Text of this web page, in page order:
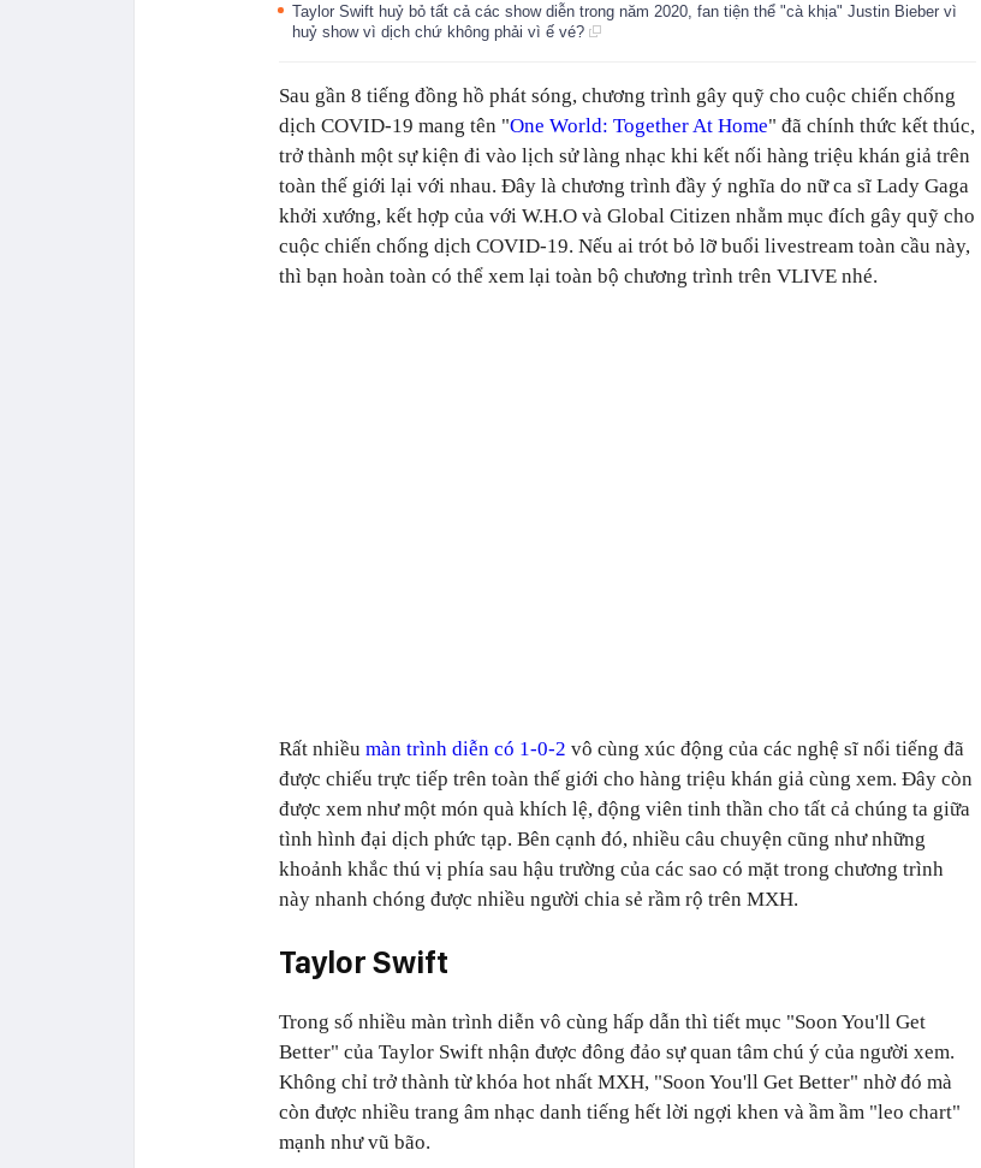
Taylor Swift huỷ bỏ tất cả các show diễn trong năm 2020, fan tiện thể "cà khịa" Justin Bieber vì
huỷ show vì dịch chứ không phải vì ế vé?
Sau gần 8 tiếng đồng hồ phát sóng, chương trình gây quỹ cho cuộc chiến chống
dịch COVID-19 mang tên "One World: Together At Home" đã chính thức kết thúc,
trở thành một sự kiện đi vào lịch sử làng nhạc khi kết nối hàng triệu khán giả trên
toàn thế giới lại với nhau. Đây là chương trình đầy ý nghĩa do nữ ca sĩ Lady Gaga
khởi xướng, kết hợp của với W.H.O và Global Citizen nhằm mục đích gây quỹ cho
cuộc chiến chống dịch COVID-19. Nếu ai trót bỏ lỡ buổi livestream toàn cầu này,
thì bạn hoàn toàn có thể xem lại toàn bộ chương trình trên VLIVE nhé.
Rất nhiều màn trình diễn có 1-0-2 vô cùng xúc động của các nghệ sĩ nổi tiếng đã
được chiếu trực tiếp trên toàn thế giới cho hàng triệu khán giả cùng xem. Đây còn
được xem như một món quà khích lệ, động viên tinh thần cho tất cả chúng ta giữa
tình hình đại dịch phức tạp. Bên cạnh đó, nhiều câu chuyện cũng như những
khoảnh khắc thú vị phía sau hậu trường của các sao có mặt trong chương trình
này nhanh chóng được nhiều người chia sẻ rầm rộ trên MXH.
Taylor Swift
Trong số nhiều màn trình diễn vô cùng hấp dẫn thì tiết mục "Soon You'll Get
Better" của Taylor Swift nhận được đông đảo sự quan tâm chú ý của người xem.
Không chỉ trở thành từ khóa hot nhất MXH, "Soon You'll Get Better" nhờ đó mà
còn được nhiều trang âm nhạc danh tiếng hết lời ngợi khen và ầm ầm "leo chart"
mạnh như vũ bão.